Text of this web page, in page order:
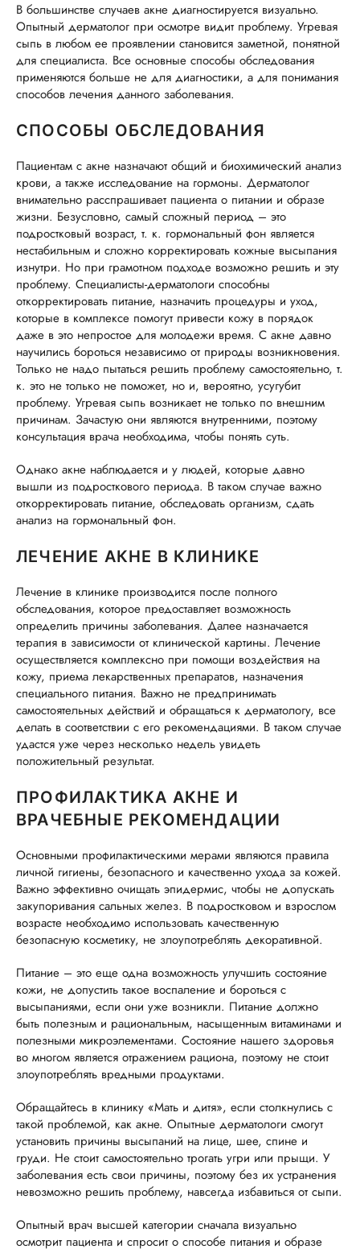
В большинстве случаев акне диагностируется визуально.
Опытный дерматолог при осмотре видит проблему. Угревая
сыпь в любом ее проявлении становится заметной, понятной
для специалиста. Все основные способы обследования
применяются больше не для диагностики, а для понимания
способов лечения данного заболевания.
СПОСОБЫ ОБСЛЕДОВАНИЯ
Пациентам с акне назначают общий и биохимический анализ
крови, а также исследование на гормоны. Дерматолог
внимательно расспрашивает пациента о питании и образе
жизни. Безусловно, самый сложный период – это
подростковый возраст, т. к. гормональный фон является
нестабильным и сложно корректировать кожные высыпания
изнутри. Но при грамотном подходе возможно решить и эту
проблему. Специалисты-дерматологи способны
откорректировать питание, назначить процедуры и уход,
которые в комплексе помогут привести кожу в порядок
даже в это непростое для молодежи время. С акне давно
научились бороться независимо от природы возникновения.
Только не надо пытаться решить проблему самостоятельно, т.
к. это не только не поможет, но и, вероятно, усугубит
проблему. Угревая сыпь возникает не только по внешним
причинам. Зачастую они являются внутренними, поэтому
консультация врача необходима, чтобы понять суть.
Однако акне наблюдается и у людей, которые давно
вышли из подросткового периода. В таком случае важно
откорректировать питание, обследовать организм, сдать
анализ на гормональный фон.
ЛЕЧЕНИЕ АКНЕ В КЛИНИКЕ
Лечение в клинике производится после полного
обследования, которое предоставляет возможность
определить причины заболевания. Далее назначается
терапия в зависимости от клинической картины. Лечение
осуществляется комплексно при помощи воздействия на
кожу, приема лекарственных препаратов, назначения
специального питания. Важно не предпринимать
самостоятельных действий и обращаться к дерматологу, все
делать в соответствии с его рекомендациями. В таком случае
удастся уже через несколько недель увидеть
положительный результат.
ПРОФИЛАКТИКА АКНЕ И
ВРАЧЕБНЫЕ РЕКОМЕНДАЦИИ
Основными профилактическими мерами являются правила
личной гигиены, безопасного и качественно ухода за кожей.
Важно эффективно очищать эпидермис, чтобы не допускать
закупоривания сальных желез. В подростковом и взрослом
возрасте необходимо использовать качественную
безопасную косметику, не злоупотреблять декоративной.
Питание – это еще одна возможность улучшить состояние
кожи, не допустить такое воспаление и бороться с
высыпаниями, если они уже возникли. Питание должно
быть полезным и рациональным, насыщенным витаминами и
полезными микроэлементами. Состояние нашего здоровья
во многом является отражением рациона, поэтому не стоит
злоупотреблять вредными продуктами.
Обращайтесь в клинику «Мать и дитя», если столкнулись с
такой проблемой, как акне. Опытные дерматологи смогут
установить причины высыпаний на лице, шее, спине и
груди. Не стоит самостоятельно трогать угри или прыщи. У
заболевания есть свои причины, поэтому без их устранения
невозможно решить проблему, навсегда избавиться от сыпи.
Опытный врач высшей категории сначала визуально
осмотрит пациента и спросит о способе питания и образе